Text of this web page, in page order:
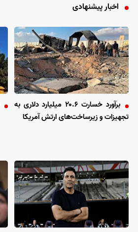
اخبار پیشنهادی
برآورد خسارت ۲۰.۶ میلیارد دلاری به
تجهیزات و زیرساخت‌های ارتش آمریکا